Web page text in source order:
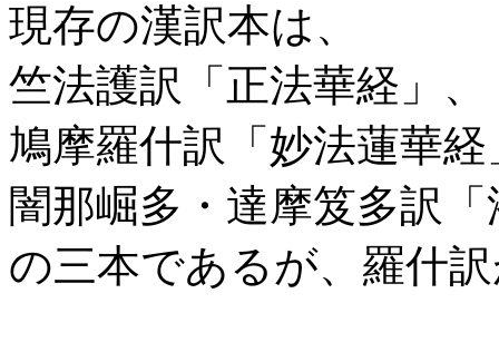
現存の漢訳本は、
竺法護訳「正法華経」、
鳩摩羅什訳「妙法蓮華経
闇那崛多・達摩笈多訳
の三本であるが、羅什